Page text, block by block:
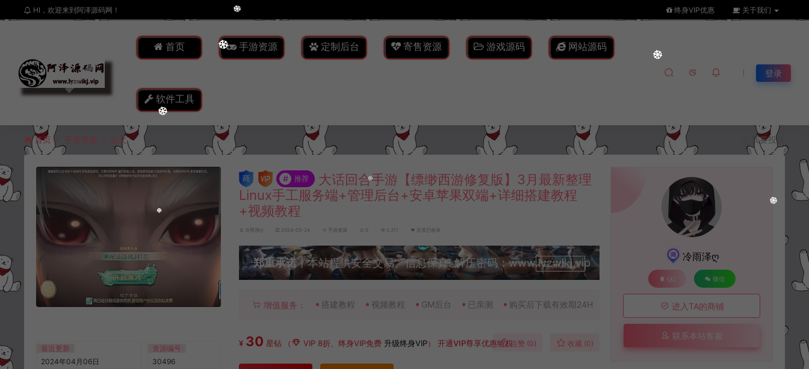
HI，欢迎来到阿泽源码网！ 终身VIP优惠 关于我们
首页 手游资源 定制后台 寄售资源 游戏源码 网站源码
软件工具
登录
首页 手游资源 正文 我要投稿
最近更新
2024年04月06日
资源编号
30496
# 推荐
大话回合手游【缥缈西游修复版】3月最新整理
Linux手工服务端+管理后台+安卓苹果双端+详细搭建教程
+视频教程
冷雨泽ღ 2024-03-24 手游资源 0 2,311 百度已收录
郑重承诺丨本站提供安全交易、信息保真! 解压密码：www.lyzwlkj.vip
升级会员
增值服务： 搭建教程 视频教程 GM后台 已亲测 购买后下载有效期24H
¥ 30 星钻 （ VIP 8折、终身VIP免费 升级终身VIP）开通VIP尊享优惠特权点赞 (0) 收藏 (0)
冷雨泽ღ
QQ 微信
进入TA的商铺
联系本站客服